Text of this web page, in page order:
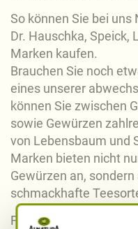
So können Sie bei
Dr. Hauschka, Speick,
Marken kaufen.
Brauchen Sie noch
eines unserer
können Sie zwischen
sowie Gewürzen
von Lebensbaum und
Marken bieten nicht
Gewürzen an,
schmackhafte
Für Ihren Hausputz